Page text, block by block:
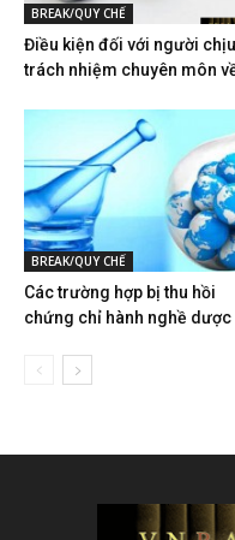
BREAK/QUY CHẾ
Điều kiện đối với người chịu
trách nhiệm chuyên môn
BREAK/QUY CHẾ
Các trường hợp bị thu hồi
chứng chỉ hành nghề dược